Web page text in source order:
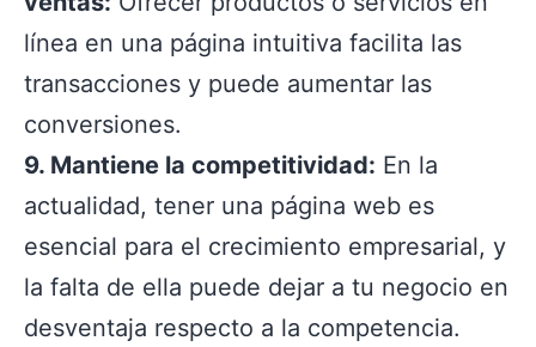
línea en una página intuitiva facilita las
transacciones y puede aumentar las
conversiones.
9. Mantiene la competitividad: En la
actualidad, tener una página web es
esencial para el crecimiento empresarial, y
la falta de ella puede dejar a tu negocio en
desventaja respecto a la competencia.